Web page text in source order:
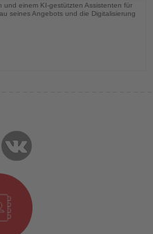
und einem KI-gestützten Assistenten für
seines Angebots und die Digitalisierung